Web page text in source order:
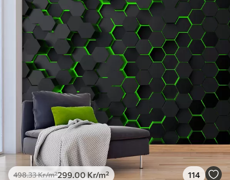
Premium
.67379 .00Kr /m²
Premiumvinyl
725.00 435.00Kr
Peel and Stick
900.00540.00Kr/m²
498.33Kr/m²299 .00 Kr/m² 114